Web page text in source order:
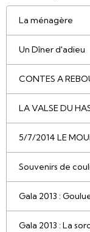
La ménagère
Un Dîner d'adieu
CONTES A
LA VALSE DU
5/7/2014 LE
Souvenirs de
Gala 2013 :
Gala 2013 : La